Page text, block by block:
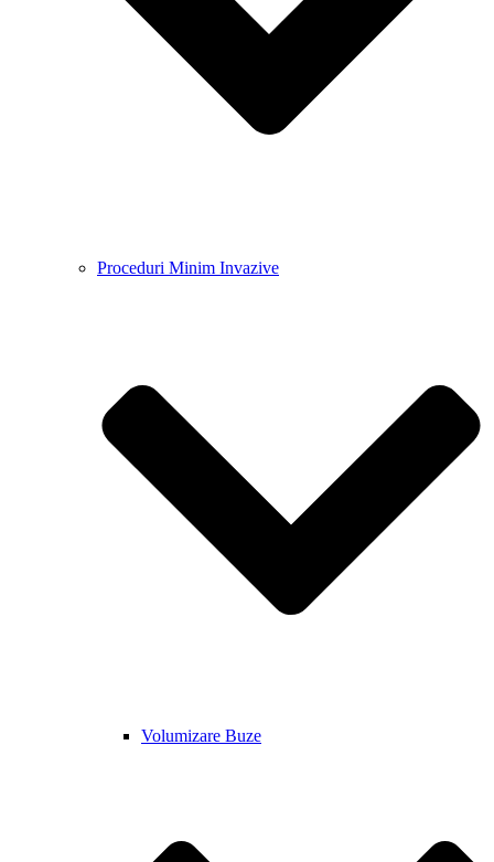
Proceduri Minim Invazive
Volumizare Buze